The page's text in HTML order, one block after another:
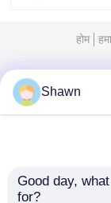
होम
गुणवत्ता
Shawn
Good day,
for?